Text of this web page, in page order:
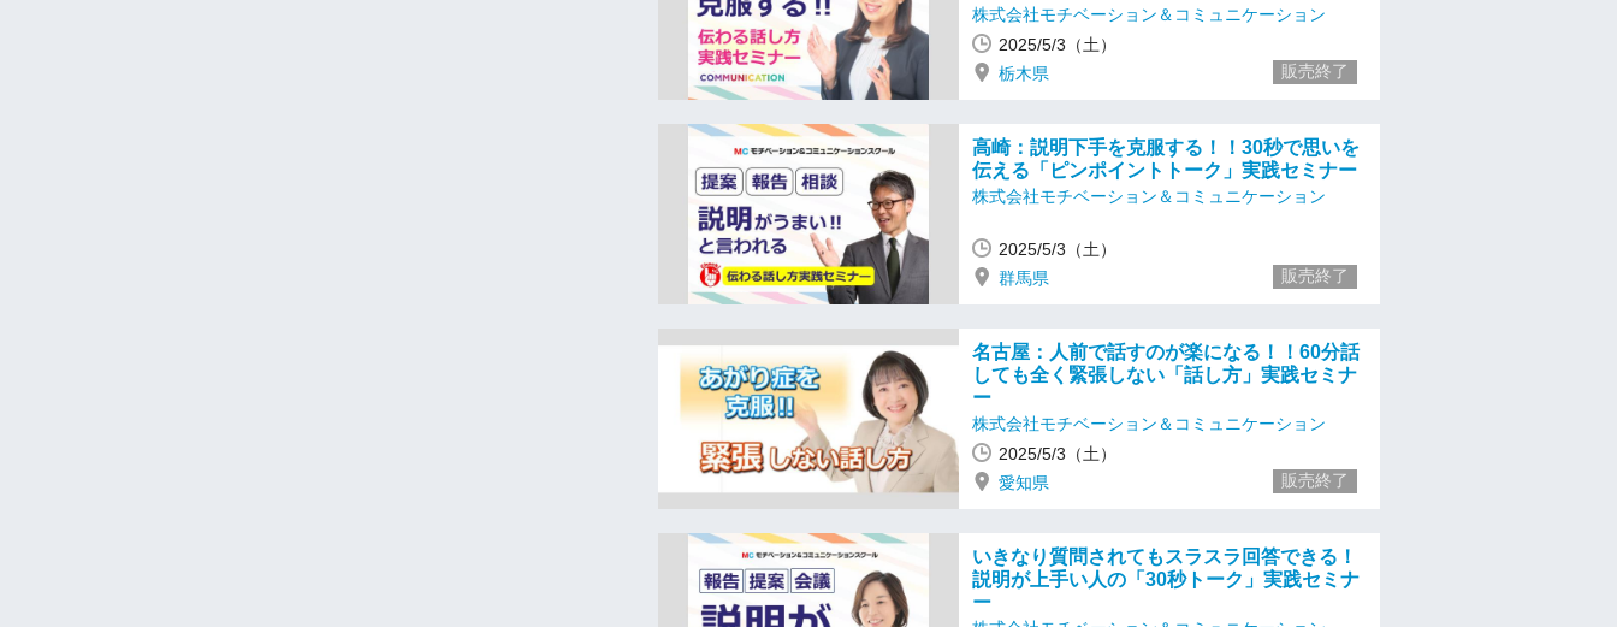
株式会社モチベーション＆コミュニケーション
2025/5/3（土）
栃木県
販売終了
高崎：説明下手を克服する！！30秒で思いを
伝える「ピンポイントトーク」実践セミナー
株式会社モチベーション＆コミュニケーション
2025/5/3（土）
群馬県
販売終了
名古屋：人前で話すのが楽になる！！60分話
しても全く緊張しない「話し方」実践セミナ
ー
株式会社モチベーション＆コミュニケーション
2025/5/3（土）
愛知県
販売終了
いきなり質問されてもスラスラ回答できる！
説明が上手い人の「30秒トーク」実践セミナ
ー